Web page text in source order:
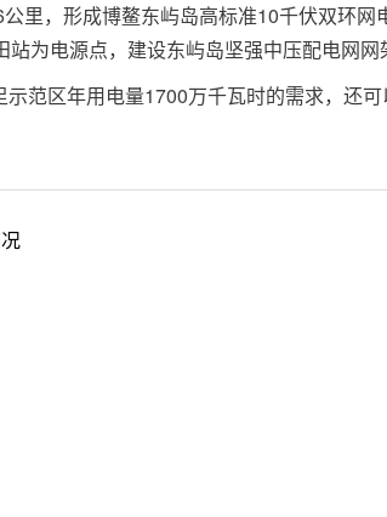
里，形成博鳌东屿岛高标准10千伏双环网
为电源点，建设东屿岛坚强中压配电网网
范区年用电量1700万千瓦时的需求，还可